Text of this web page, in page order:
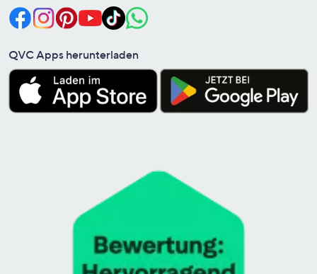
QVC Apps herunterladen